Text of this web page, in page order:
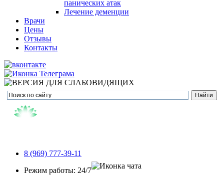
панических атак
Лечение деменции
Врачи
Цены
Отзывы
Контакты
8 (969) 777-39-11
Режим работы: 24/7